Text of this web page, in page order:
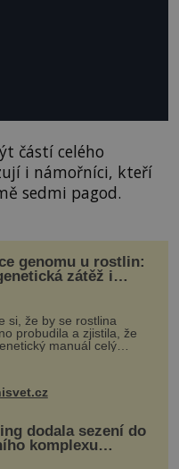
částí celého
i námořníci, kteří
sedmi pagod.
genomu u rostlin:
zátěž i
si, že by se rostlina
probudila a zjistila, že
manuál celý
dodala sezení do
komplexu
v Salfordu